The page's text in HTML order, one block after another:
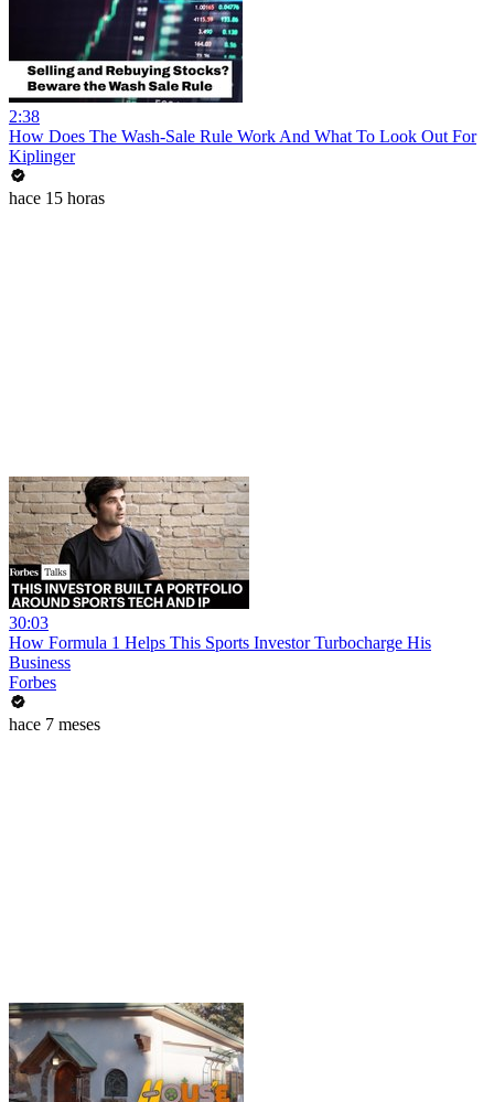
2:38
How Does The Wash-Sale Rule Work And What To Look Out For
Kiplinger
hace 15 horas
30:03
How Formula 1 Helps This Sports Investor Turbocharge His
Business
Forbes
hace 7 meses